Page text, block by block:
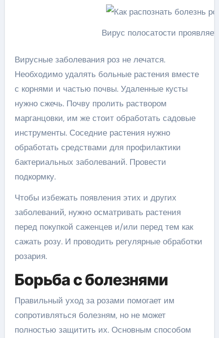
Вирус полосатости
Вирусные заболевания роз не лечатся.
Необходимо удалять больные растения вместе
с корнями и частью почвы. Удаленные кусты
нужно сжечь. Почву пролить раствором
марганцовки, им же стоит обработать садовые
инструменты. Соседние растения нужно
обработать средствами для профилактики
бактериальных заболеваний. Провести
подкормку.
Чтобы избежать появления этих и других
заболеваний, нужно осматривать растения
перед покупкой саженцев и/или перед тем как
сажать розу. И проводить регулярные обработки
розария.
Борьба с болезнями
Правильный уход за розами помогает им
сопротивляться болезням, но не может
полностью защитить их. Основным способом